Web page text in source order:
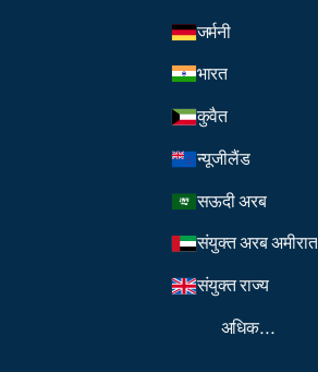
जर्मनी
भारत
कुवैत
न्यूजीलैंड
सऊदी अरब
संयुक्त अरब अमीरात
संयुक्त राज्य
अधिक...